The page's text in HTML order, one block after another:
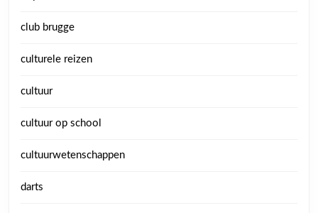
club brugge
culturele reizen
cultuur
cultuur op school
cultuurwetenschappen
darts